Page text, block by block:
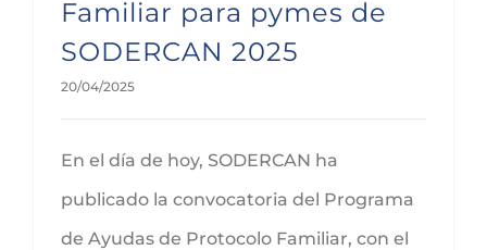
Familiar para pymes de
SODERCAN 2025
20/04/2025
En el día de hoy, SODERCAN ha
publicado la convocatoria del Programa
de Ayudas de Protocolo Familiar, con el